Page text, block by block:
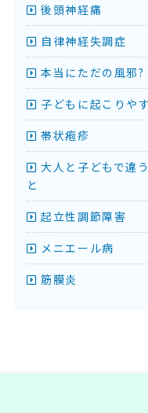
後頭神経痛
自律神経失調症
本当にただの風邪
子どもに起こりや
帯状疱疹
大人と子どもで違
と
起立性調節障害
メニエール病
筋膜炎